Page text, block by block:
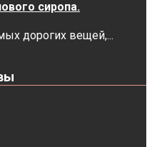
сиропа.
дорогих вещей,...